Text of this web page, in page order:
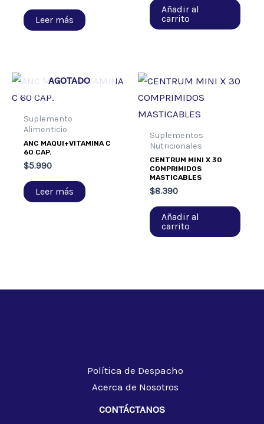
Leer más
Añadir al
carrito
AGOTADO
Suplemento
Alimenticio
ANC MAQUI+VITAMINA C
60 CAP.
$5.990
Leer más
Suplementos
Nutricionales
CENTRUM MINI X 30
COMPRIMIDOS
MASTICABLES
$8.390
Añadir al
carrito
Política de Despacho
Acerca de Nosotros
CONTÁCTANOS